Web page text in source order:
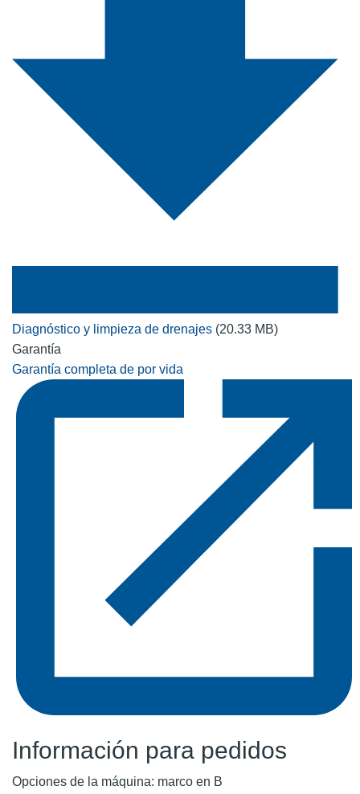
Diagnóstico y limpieza de drenajes (20.33 MB)
Garantía
Garantía completa de por vida
Información para pedidos
Opciones de la máquina: marco en B